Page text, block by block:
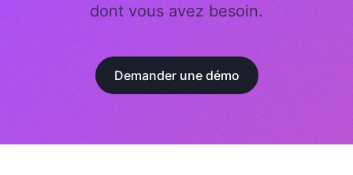
dont vous avez besoin.
Demander une démo